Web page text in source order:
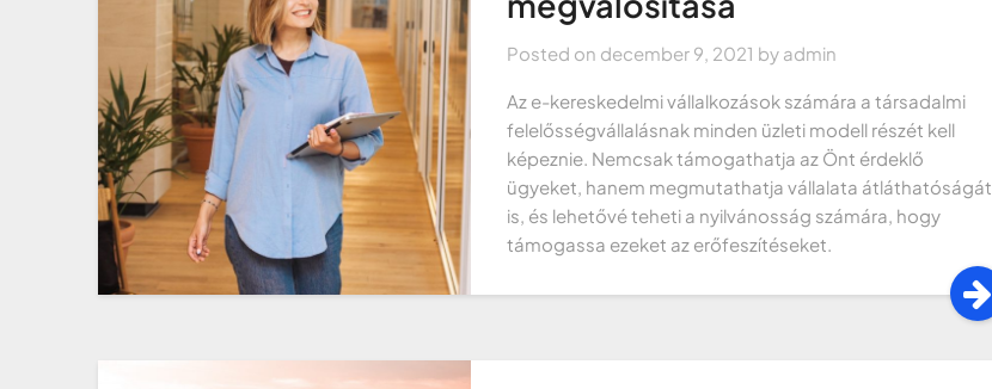
Posted on december 9, 2021 by admin
Az e-kereskedelmi vállalkozások számára a társadalmi
felelősségvállalásnak minden üzleti modell részét kell
képeznie. Nemcsak támogathatja az Önt érdeklő
ügyeket, hanem megmutathatja vállalata átláthatóságát
is, és lehetővé teheti a nyilvánosság számára, hogy
támogassa ezeket az erőfeszítéseket.